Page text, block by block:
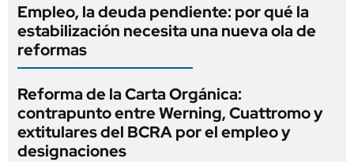
Empleo, la deuda pendiente: por qué la
estabilización necesita una nueva ola de
reformas
Reforma de la Carta Orgánica:
contrapunto entre Werning, Cuattromo y
extitulares del BCRA por el empleo y
designaciones